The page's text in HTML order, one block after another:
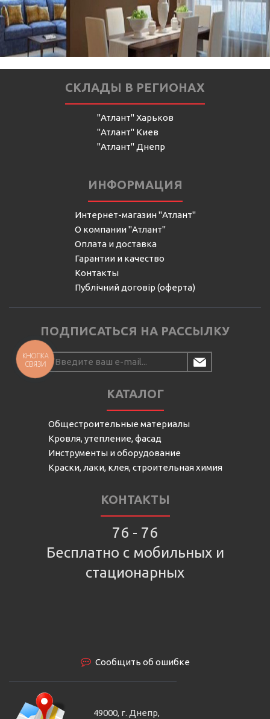
СКЛАДЫ В РЕГИОНАХ
"Атлант" Харьков
"Атлант" Киев
"Атлант" Днепр
ИНФОРМАЦИЯ
Интернет-магазин "Атлант"
О компании "Атлант"
Оплата и доставка
Гарантии и качество
Контакты
Публічний договір (оферта)
ПОДПИСАТЬСЯ НА РАССЫЛКУ
КАТАЛОГ
Общестроительные материалы
Кровля, утепление, фасад
Инструменты и оборудование
Краски, лаки, клея, строительная химия
КОНТАКТЫ
76 - 76
Бесплатно с мобильных и
стационарных
Сообщить об ошибке
49000, г. Днепр,
КНОПКА
СВЯЗИ